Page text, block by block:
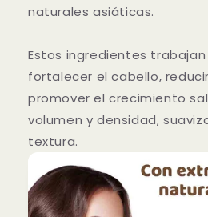
naturales asiáticas.
Estos ingredientes
fortalecer el cabello,
promover el crecimiento
volumen y densidad,
textura.